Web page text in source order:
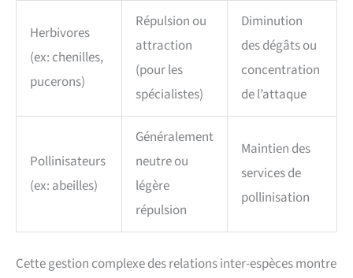
Herbivores
(ex: chenilles,
pucerons)
Répulsion ou
attraction
(pour les
spécialistes)
Diminution
des dégâts ou
concentration
de l’attaque
Pollinisateurs
(ex: abeilles)
Généralement
neutre ou
légère
répulsion
Maintien des
services de
pollinisation
Cette gestion complexe des relations inter-espèces montre